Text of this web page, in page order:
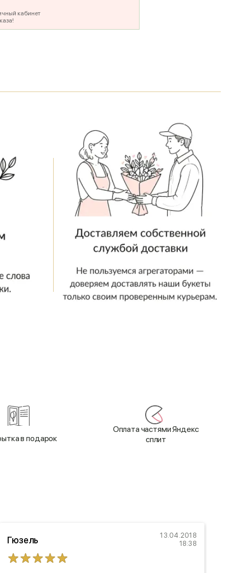
кабинет
в подарок
Оплата частями Яндекс
сплит
Гюзель
13.04.2018
18:38